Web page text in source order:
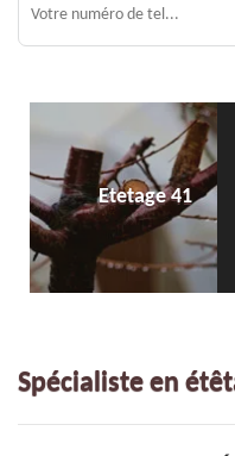
Etetage 41
Spécialiste en